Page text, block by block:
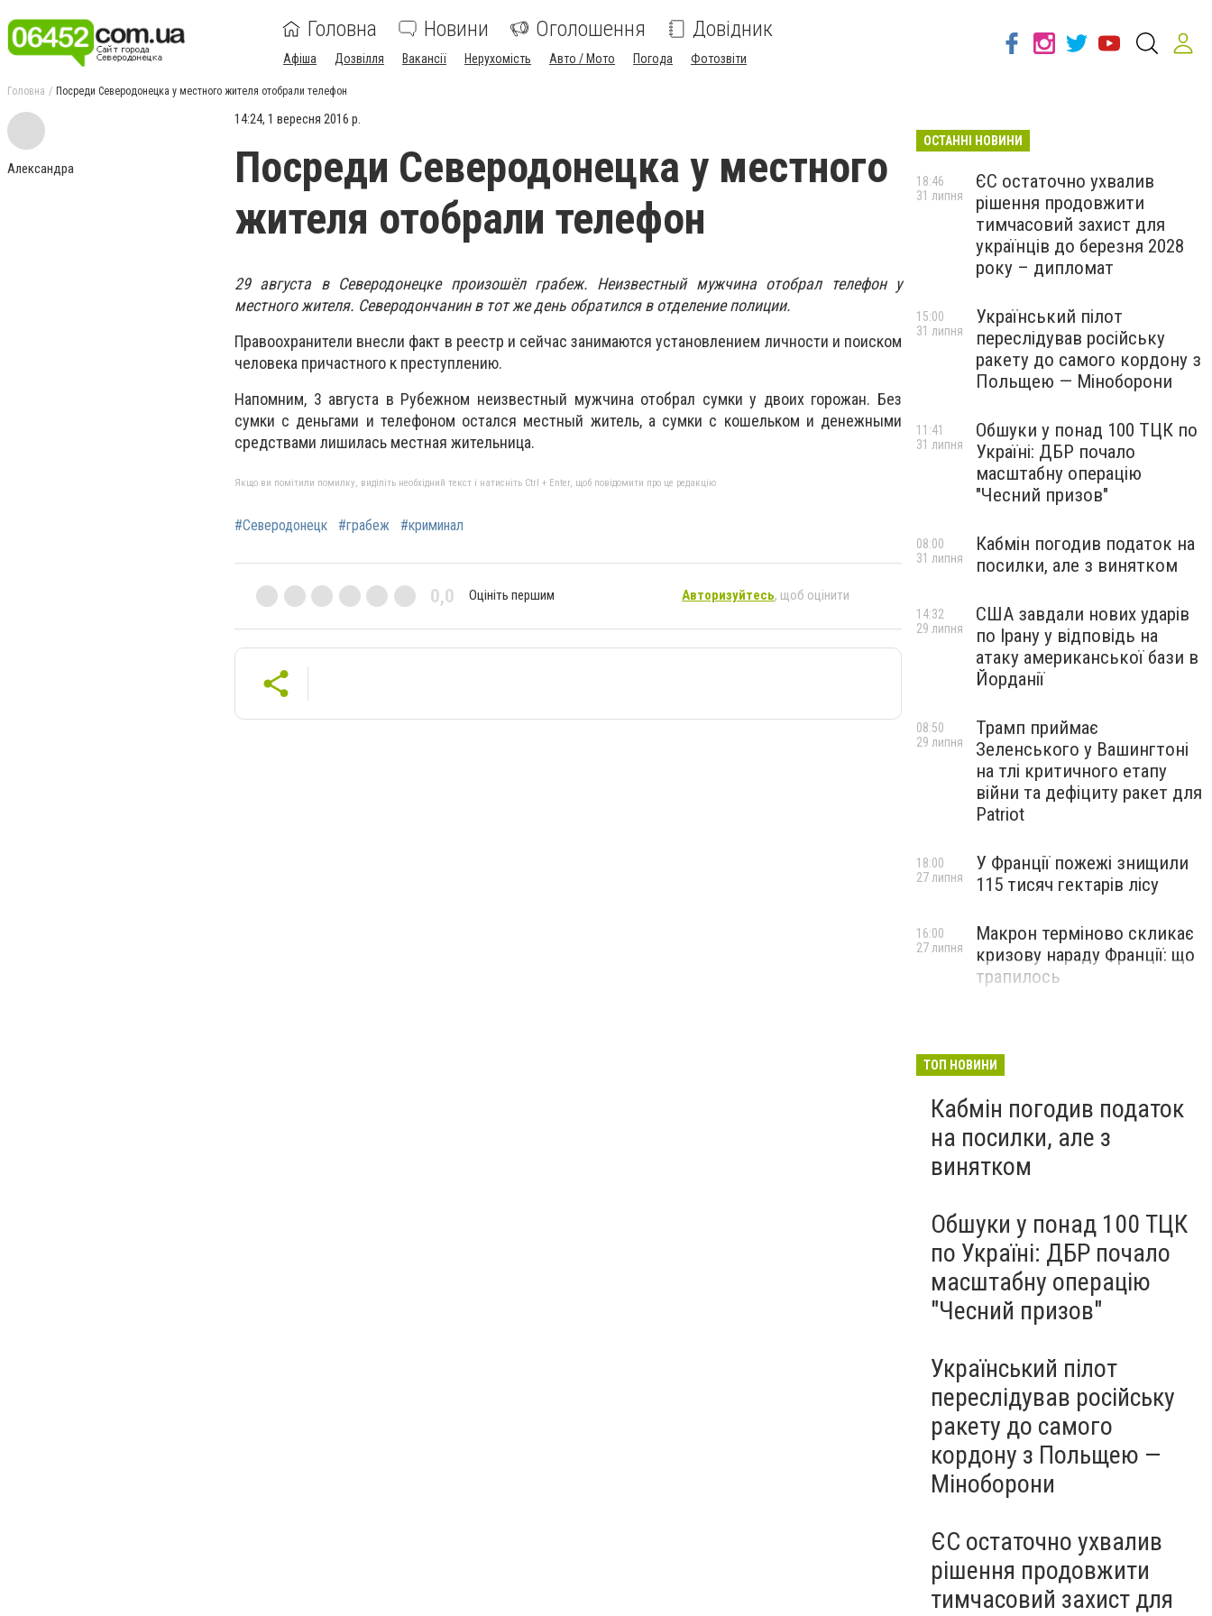
Головна Новини Оголошення Довідник
Афіша Дозвілля Вакансії Нерухомість Авто / Мото Погода Фотозвіти
Головна Посреди Северодонецка у местного жителя отобрали телефон
Александра
14:24, 1 вересня 2016 р.
Посреди Северодонецка у местного
жителя отобрали телефон
29 августа в Северодонецке произошёл грабеж. Неизвестный мужчина отобрал телефон у
местного жителя. Северодончанин в тот же день обратился в отделение полиции.
Правоохранители внесли факт в реестр и сейчас занимаются установлением личности и поиском
человека причастного к преступлению.
Напомним, 3 августа в Рубежном неизвестный мужчина отобрал сумки у двоих горожан. Без
сумки с деньгами и телефоном остался местный житель, а сумки с кошельком и денежными
средствами лишилась местная жительница.
Якщо ви помітили помилку, виділіть необхідний текст і натисніть Ctrl + Enter, щоб повідомити про це редакцію
#Северодонецк #грабеж #криминал
0,0 Оцініть першим Авторизуйтесь, щоб оцінити
ОСТАННІ НОВИНИ
ЄС остаточно ухвалив
рішення продовжити
тимчасовий захист для
українців до березня 2028
року – дипломат
18:46
31 липня
Український пілот
переслідував російську
ракету до самого кордону з
Польщею — Міноборони
15:00
31 липня
Обшуки у понад 100 ТЦК по
Україні: ДБР почало
масштабну операцію
"Чесний призов"
11:41
31 липня
Кабмін погодив податок на
посилки, але з винятком
08:00
31 липня
США завдали нових ударів
по Ірану у відповідь на
атаку американської бази в
Йорданії
14:32
29 липня
Трамп приймає
Зеленського у Вашингтоні
на тлі критичного етапу
війни та дефіциту ракет для
Patriot
08:50
29 липня
У Франції пожежі знищили
115 тисяч гектарів лісу
18:00
27 липня
Макрон терміново скликає
кризову нараду Франції: що
трапилось
16:00
27 липня
ТОП НОВИНИ
Кабмін погодив податок
на посилки, але з
винятком
Обшуки у понад 100 ТЦК
по Україні: ДБР почало
масштабну операцію
"Чесний призов"
Український пілот
переслідував російську
ракету до самого
кордону з Польщею —
Міноборони
ЄС остаточно ухвалив
рішення продовжити
тимчасовий захист для